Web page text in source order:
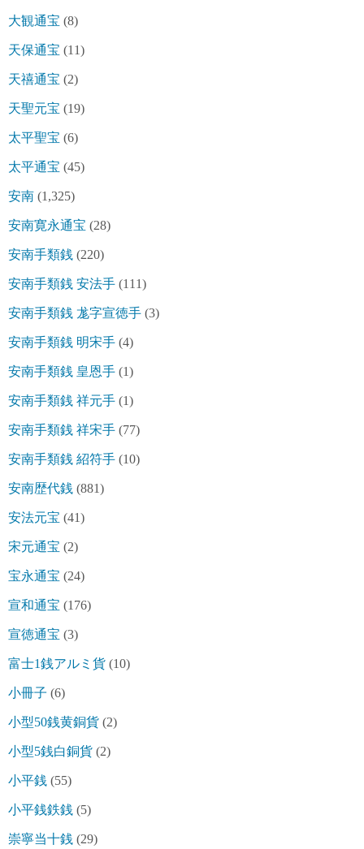
大観通宝 (8)
天保通宝 (11)
天禧通宝 (2)
天聖元宝 (19)
太平聖宝 (6)
太平通宝 (45)
安南 (1,325)
安南寛永通宝 (28)
安南手類銭 (220)
安南手類銭 安法手 (111)
安南手類銭 尨字宣徳手 (3)
安南手類銭 明宋手 (4)
安南手類銭 皇恩手 (1)
安南手類銭 祥元手 (1)
安南手類銭 祥宋手 (77)
安南手類銭 紹符手 (10)
安南歴代銭 (881)
安法元宝 (41)
宋元通宝 (2)
宝永通宝 (24)
宣和通宝 (176)
宣徳通宝 (3)
富士1銭アルミ貨 (10)
小冊子 (6)
小型50銭黄銅貨 (2)
小型5銭白銅貨 (2)
小平銭 (55)
小平銭鉄銭 (5)
崇寧当十銭 (29)